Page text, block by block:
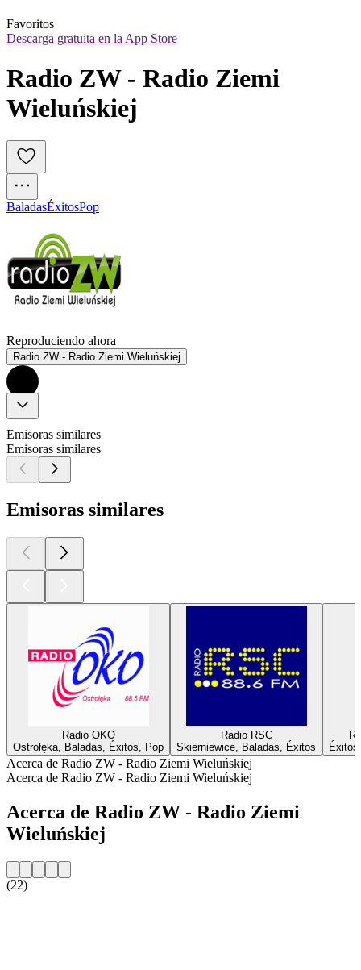
Favoritos
Descarga gratuita en la App Store
Radio ZW - Radio Ziemi
BaladasÉxitosPop
Reproduciendo ahora
Radio ZW - Radio Ziemi Wieluńskiej
Emisoras similares
Emisoras similares
Emisoras similares
Radio OKO
Ostrołęka, Baladas, Éxitos, Pop
Radio RSC
Skierniewice, Baladas, Éxitos
Acerca de Radio ZW - Radio Ziemi Wieluńskiej
Acerca de Radio ZW - Radio Ziemi Wieluńskiej
Acerca de Radio ZW - Radio Ziemi
Wieluńskiej
(22)